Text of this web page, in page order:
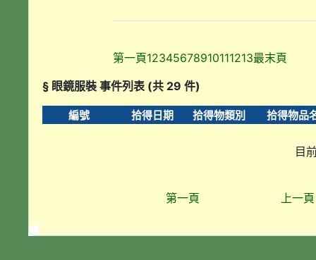
第一頁12345678910111213最末頁
§ 眼鏡服裝 事件列表 (共 29 件)
編號 拾得日期 拾得物類別 拾得物品
目
第一頁 上一頁